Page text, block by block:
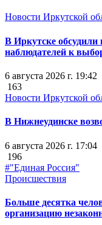
Новости Иркутской
В Иркутске обсудили
наблюдателей к
6 августа 2026 г. 19:42
163
Новости Иркутской
В Нижнеудинске
6 августа 2026 г. 17:04
196
#"Единая Россия"
Происшествия
Больше десятка
организацию